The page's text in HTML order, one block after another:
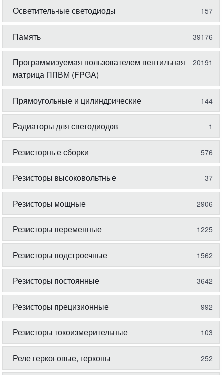
Осветительные светодиоды 157
Память 39176
Программируемая пользователем вентильная
матрица ППВМ (FPGA)
20191
Прямоугольные и цилиндрические 144
Радиаторы для светодиодов 1
Резисторные сборки 576
Резисторы высоковольтные 37
Резисторы мощные 2906
Резисторы переменные 1225
Резисторы подстроечные 1562
Резисторы постоянные 3642
Резисторы прецизионные 992
Резисторы токоизмерительные 103
Реле герконовые, герконы 252